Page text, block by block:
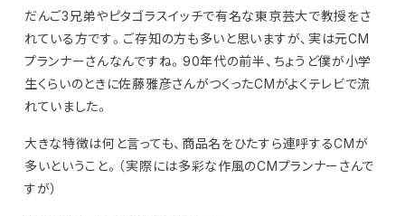
だんご3兄弟やピタゴラスイッチで有名な東京芸大で教授をさ
れている方です。ご存知の方も多いと思いますが、実は元CM
プランナーさんなんですね。90年代の前半、ちょうど僕が小学
生くらいのときに佐藤雅彦さんがつくったCMがよくテレビで流
れていました。
大きな特徴は何と言っても、商品名をひたすら連呼するCMが
多いということ。（実際には多彩な作風のCMプランナーさんで
すが）